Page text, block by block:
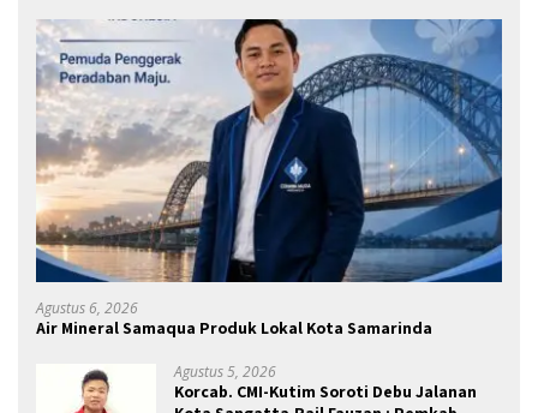
Agustus 6, 2026
Air Mineral Samaqua Produk Lokal Kota Samarinda
Agustus 5, 2026
Korcab. CMI-Kutim Soroti Debu Jalanan